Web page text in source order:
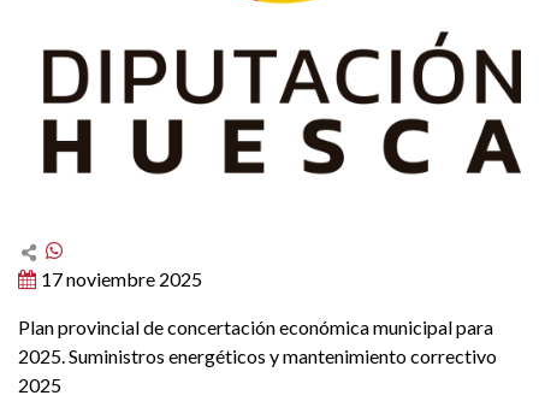
17 noviembre 2025
Plan provincial de concertación económica municipal para
2025. Suministros energéticos y mantenimiento correctivo
2025